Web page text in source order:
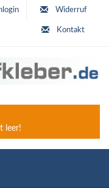
Widerruf
Kontakt
leer!